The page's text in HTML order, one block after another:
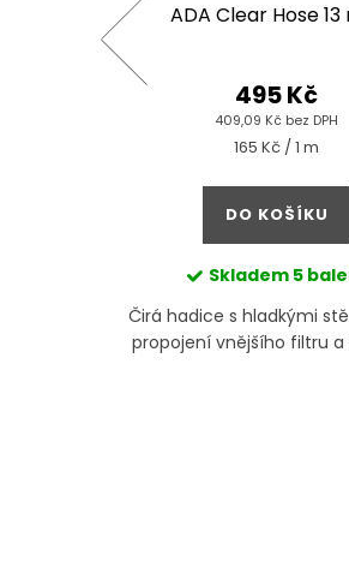
ADA Clear Hose
409,09 Kč bez DPH
495 Kč
Měrná
165 Kč / 1 m
DO KOŠÍKU
Skladem 5
Čirá hadice s hladkými
propojení vnějšího filtru a